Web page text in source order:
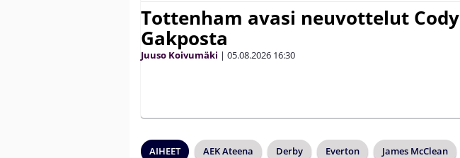
Tottenham avasi neuvottelut Cody
Gakposta
Juuso Koivumäki | 05.08.2026 16:30
AIHEET AEK Ateena Derby Everton James McClean